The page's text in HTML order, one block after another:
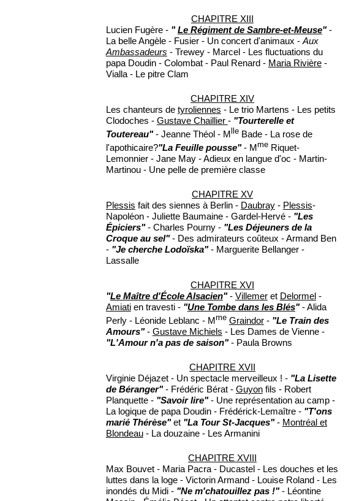
CHAPITRE XIII
Lucien Fugère - "Le Régiment de Sambre-et-Meuse"-
La belle Angèle - Fusier - Un concert d'animaux - Aux
Ambassadeurs - Trewey - Marcel - Les fluctuations du
papa Doudin - Colombat - Paul Renard - Maria Rivière-
Vialla - Le pitre Clam
CHAPITRE XIV
Les chanteurs de tyroliennes - Le trio Martens - Les petits
Clodoches - Gustave Chaillier - "Tourterelle et
Toutereau"- Jeanne Théol - M lleBade - La rose de
l'apothicaire?"La Feuille pousse"- MmeRiquet-
Lemonnier - Jane May - Adieux en langue d'oc - Martin-
Martinou - Une pelle de première classe
CHAPITRE XV
Plessis fait des siennes à Berlin - Daubray- Plessis-
Napoléon - Juliette Baumaine - Gardel-Hervé - "Les
Épiciers"- Charles Pourny - "Les Déjeuners de la
Croque au sel"- Des admirateurs coûteux - Armand Ben
- "Je cherche Lodoïska"- Marguerite Bellanger -
Lassalle
CHAPITRE XVI
"Le Maître d'École Alsacien"- Villemeret Delormel-
Amiatien travesti - "Une Tombe dans les Blés"- Alida
Perly - Léonide Leblanc - Mme Graindor- "Le Train des
Amours"- Gustave Michiels - Les Dames de Vienne -
"L'Amour n'a pas de saison"- Paula Browns
CHAPITRE XVII
Virginie Déjazet - Un spectacle merveilleux ! - "La Lisette
de Béranger"- Frédéric Bérat - Guyonfils - Robert
Planquette - "Savoir lire"- Une représentation au camp -
La logique de papa Doudin - Frédérick-Lemaître - "T'ons
marié Thérèse"et "La Tour St-Jacques"- Montréal et
Blondeau- La douzaine - Les Armanini
CHAPITRE XVIII
Max Bouvet - Maria Pacra - Ducastel - Les douches et les
luttes dans la loge - Victorin Armand - Louise Roland - Les
inondés du Midi - "Ne m'chatouillez pas !"- Léontine